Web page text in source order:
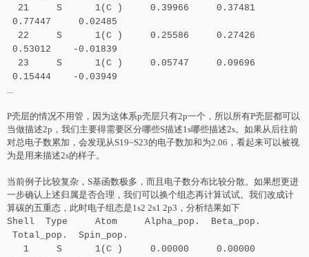
21 S 1(C ) 0.39966 0.37481
0.77447 0.02485
22 S 1(C ) 0.25586 0.27426
0.53012 -0.01839
23 S 1(C ) 0.05747 0.09696
0.15444 -0.03949
...
P壳层的情况不用管，因为这体系p壳层只有2p一个，所以所有P壳层都可以
当做描述2p，我们主要得需要区分哪些S描述1s哪些描述2s。如果从后往前
对总电子数累加，会发现从S19~S23的电子数加和为2.06，看起来可以被视
为是用来描述2s的样子。
当前例子比较复杂，S基函数极多，而且电子数分布比较分散。如果想更进
一步确认上述归属是否合理，我们可以换个组态再计算试试。我们改成计
算碳的五重态，此时电子组态是1s2 2s1 2p3，分析结果如下
Shell Type Atom Alpha_pop. Beta_pop.
Total_pop. Spin_pop.
1 S 1(C ) 0.00000 0.00000